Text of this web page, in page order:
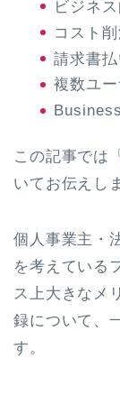
ビジネ
コスト
請求書
複数ユ
この記事では『
いてお伝えし
個人事業主・
を考えている
ス上大きなメ
録について、
す。